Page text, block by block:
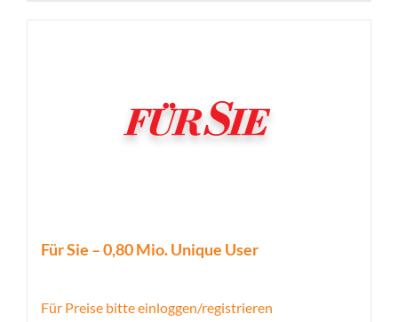
Für Sie – 0,80 Mio. Unique User
Für Preise bitte einloggen/registrieren